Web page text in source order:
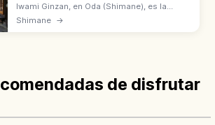
Iwami Ginzan, en Oda (Shimane), es la
antigua mina de plata Patrimonio UNESCO.
Shimane →
de disfrutar